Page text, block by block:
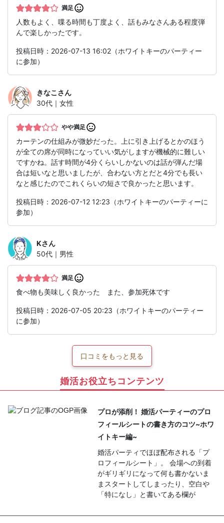
満足
人数もよく、喋る時間も丁度よく、話もみなさんある程度弾
んで楽しかったです。
投稿日時：2026-07-13 16:02（ホワイトキーのパーティー
に参加）
きなこ さん
30代｜女性
やや満足
カーテンの仕組みが微妙だった。上に引き上げるとかのほう
が全ての席が同時になっていい気がしますが機械的に難しい
ですかね。話す時間が4分くらいしかないのは話が弾んだ場
合は短いなと思いましたが、合わない方とだと4分でも長い
なと感じたのでこれくらいの短さで良かったと思います。
投稿日時：2026-07-12 12:23（ホワイトキーのパーティーに
参加）
Kさん
50代｜男性
満足
食べ物も美味しく良かった また、参加死体です
投稿日時：2026-07-05 20:23（ホワイトキーのパーティー
に参加）
口コミをもっと見る
婚活お役立ちコンテンツ
プロが添削！ 婚活パーティーのプロ
フィールシートの書き方のコツ~ホワ
イトキー編~
婚活パーティでほぼ配布される「プ
ロフィールシート」。 会場への到着
がギリギリになって何も書かないま
まスタートしてしまったり、空白や
「特になし」と書いてある欄が